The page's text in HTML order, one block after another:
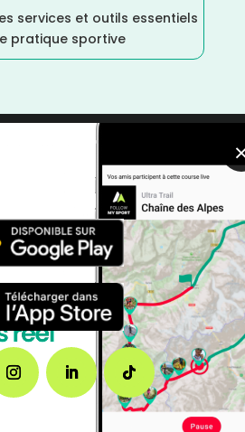
services et outils essentiels
pratique sportive
Dénivelé Montagne/courses/
Avril